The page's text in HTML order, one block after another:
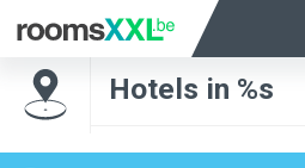
Hotels in %s